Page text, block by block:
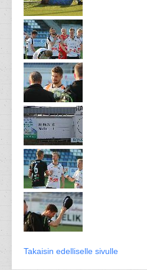
Takaisin edelliselle sivulle